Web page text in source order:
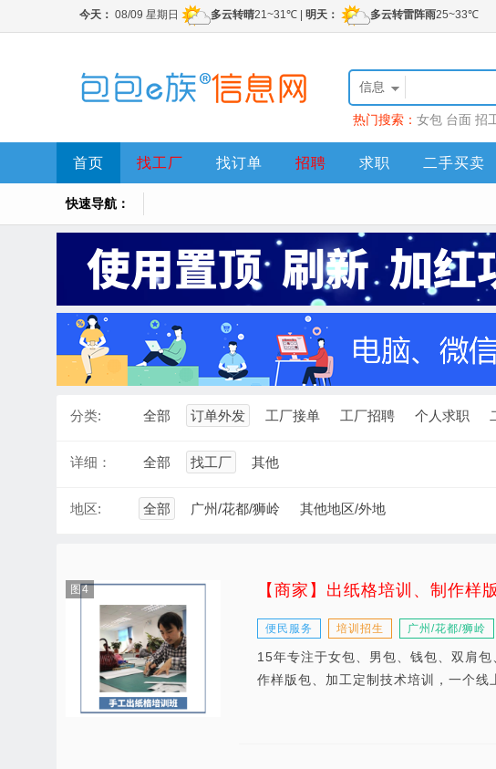
信息
热门搜索： 女包 台面 招
首页 找工厂 找订单 招聘 求职 二手买卖
快速导航：
分类: 全部 订单外发 工厂接单 工厂招聘 个人求职
详细： 全部 找工厂 其他
地区: 全部 广州/花都/狮岭 其他地区/外地
图4 【商家】出纸格培训、制作样
便民服务 培训招生 广州/花都/狮岭
15年专注于女包、男包、钱包、双肩
作样版包、加工定制技术培训，一个